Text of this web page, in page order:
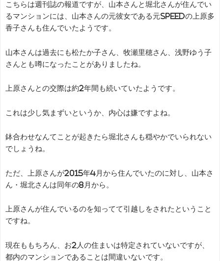
こちらは週刊誌の報道ですが、山本さんと堀北さんが住んでい
るマンションには、山本さんの元彼女である元SPEEDの上原多
香子さんも住んでいたようです。
山本さんは過去にも松たか子さん、牧瀬里穂さん、浅野ゆう子
さんとも噂になったことがありましたね。
上原さんとの交際は約2年間も続いていたようです。
これは少し気まずいというか、内心は嫌ですよね。
鉢合わせなんてことが起きたら堀北さんも穏やかでいられない
でしょうね。
ただ、上原さんが2015年4月から住んでいたのに対し、山本さ
ん・堀北さんは同年の8月から。
上原さんが住んでいるのを知ってて引越しをされたということ
ですね。
現在ももちろん、お2人の住まいは特定されていないですが、
都内のマンションであることは間違いないです。